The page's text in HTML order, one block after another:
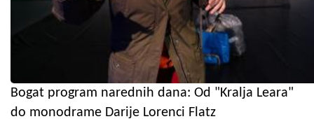
Bogat program narednih dana: Od "Kralja Leara"
do monodrame Darije Lorenci Flatz